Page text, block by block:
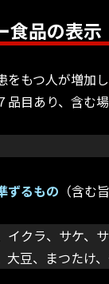
食品の表示
をもつ人が増加
品目あり、含む
ずるもの （含む
イクラ、サケ、
大豆、まつたけ